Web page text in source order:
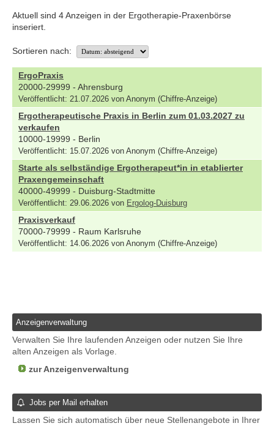
Aktuell sind 4 Anzeigen in der Ergotherapie-Praxenbörse
inseriert.
Sortieren nach:
ErgoPraxis
20000-29999 - Ahrensburg
Veröffentlicht: 21.07.2026 von Anonym (Chiffre-Anzeige)
Ergotherapeutische Praxis in Berlin zum 01.03.2027 zu
verkaufen
10000-19999 - Berlin
Veröffentlicht: 15.07.2026 von Anonym (Chiffre-Anzeige)
Starte als selbständige Ergotherapeut*in in etablierter
Praxengemeinschaft
40000-49999 - Duisburg-Stadtmitte
Veröffentlicht: 29.06.2026 von Ergolog-Duisburg
Praxisverkauf
70000-79999 - Raum Karlsruhe
Veröffentlicht: 14.06.2026 von Anonym (Chiffre-Anzeige)
Anzeigenverwaltung
Verwalten Sie Ihre laufenden Anzeigen oder nutzen Sie Ihre
alten Anzeigen als Vorlage.
zur Anzeigenverwaltung
Jobs per Mail erhalten
Lassen Sie sich automatisch über neue Stellenangebote in Ihrer